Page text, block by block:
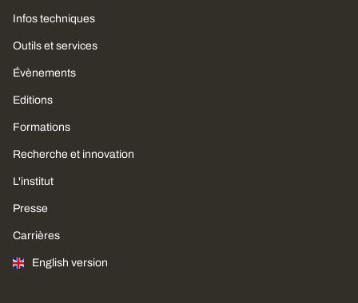
Infos techniques
Outils et services
Évènements
Editions
Formations
Recherche et innovation
L'institut
Presse
Carrières
English version